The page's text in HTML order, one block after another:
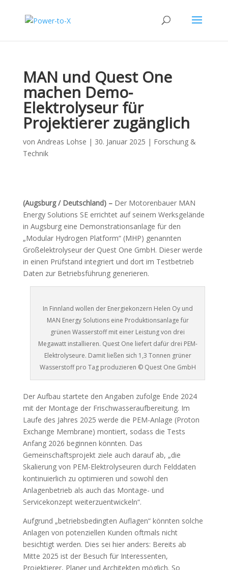
MAN und Quest One
machen Demo-
Elektrolyseur für
Projektierer zugänglich
von Andreas Lohse | 30. Januar 2025 | Forschung &
Technik
(Augsburg / Deutschland) –Der Motorenbauer MAN
Energy Solutions SE errichtet auf seinem Werksgelände
in Augsburg eine Demonstrationsanlage für den
„Modular Hydrogen Platform“ (MHP) genannten
Großelektrolyseur der Quest One GmbH. Dieser werde
in einen Prüfstand integriert und dort im Testbetrieb
Daten zur Betriebsführung generieren.
In Finnland wollen der Energiekonzern Helen Oy und
MAN Energy Solutions eine Produktionsanlage für
grünen Wasserstoff mit einer Leistung von drei
Megawatt installieren. Quest One liefert dafür drei PEM-
Elektrolyseure. Damit ließen sich 1,3 Tonnen grüner
Wasserstoff pro Tag produzieren © Quest One GmbH
Der Aufbau startete den Angaben zufolge Ende 2024
mit der Montage der Frischwasseraufbereitung. Im
Laufe des Jahres 2025 werde die PEM-Anlage (Proton
Exchange Membrane) montiert, sodass die Tests
Anfang 2026 beginnen könnten. Das
Gemeinschaftsprojekt ziele auch darauf ab, „die
Skalierung von PEM-Elektrolyseuren durch Felddaten
kontinuierlich zu optimieren und sowohl den
Anlagenbetrieb als auch das Montage- und
Servicekonzept weiterzuentwickeln“.
Aufgrund „betriebsbedingten Auflagen“ könnten solche
Anlagen von potenziellen Kunden oftmals nicht
besichtigt werden. Dies sei hier anders: Bereits ab
Mitte 2025 ist der Besuch für Interessenten,
Projektierer, Planer und Architekten möglich. So